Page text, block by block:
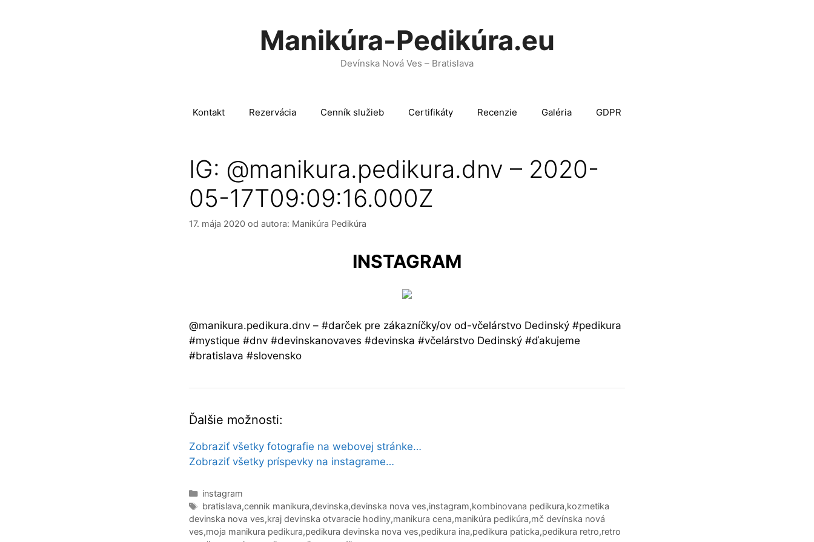
Manikúra-Pedikúra.eu
Devínska Nová Ves – Bratislava
Kontakt Rezervácia Cenník služieb Certifikáty Recenzie Galéria GDPR
IG: @manikura.pedikura.dnv – 2020-
05-17T09:09:16.000Z
17. mája 2020 od autora: Manikúra Pedikúra
INSTAGRAM
@manikura.pedikura.dnv – #darček pre zákazníčky/ov od-včelárstvo Dedinský #pedikura
#mystique #dnv #devinskanovaves #devinska #včelárstvo Dedinský #ďakujeme
#bratislava #slovensko
Ďalšie možnosti:
Zobraziť všetky fotografie na webovej stránke…
Zobraziť všetky príspevky na instagrame…
Kategórie
instagram
Značky
bratislava,cennik manikura,devinska,devinska nova ves,instagram,kombinovana pedikura,kozmetika
devinska nova ves,kraj devinska otvaracie hodiny,manikura cena,manikúra pedikúra,mč devínska nová
ves,moja manikura pedikura,pedikura devinska nova ves,pedikura ina,pedikura paticka,pedikura retro,retro